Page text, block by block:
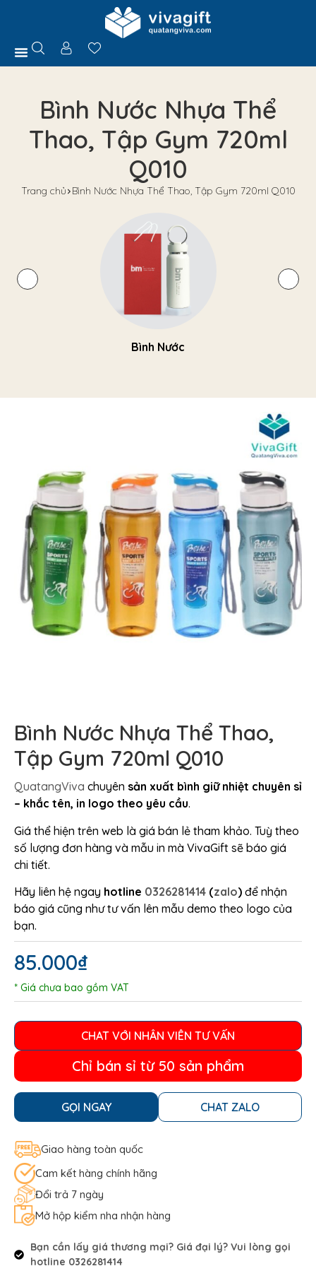
Bình Nước Nhựa Thể
Thao, Tập Gym 720ml
Q010
Trang chủ Bình Nước Nhựa Thể Thao, Tập Gym 720ml Q010
Bình Nước
Bình Nước Nhựa Thể Thao,
Tập Gym 720ml Q010
QuatangViva chuyên sản xuất bình giữ nhiệt chuyên sỉ
– khắc tên, in logo theo yêu cầu.
Giá thể hiện trên web là giá bán lẻ tham khảo. Tuỳ theo
số lượng đơn hàng và mẫu in mà VivaGift sẽ báo giá
chi tiết.
Hãy liên hệ ngay hotline 0326281414 (zalo) để nhận
báo giá cũng như tư vấn lên mẫu demo theo logo của
bạn.
85.000₫
* Giá chưa bao gồm VAT
CHAT VỚI NHÂN VIÊN TƯ VẤN
Chỉ bán sỉ từ 50 sản phẩm
GỌI NGAY CHAT ZALO
Giao hàng toàn quốc
Cam kết hàng chính hãng
Đổi trả 7 ngày
Mở hộp kiểm nha nhận hàng
Bạn cần lấy giá thương mại? Giá đại lý? Vui lòng gọi
hotline 0326281414